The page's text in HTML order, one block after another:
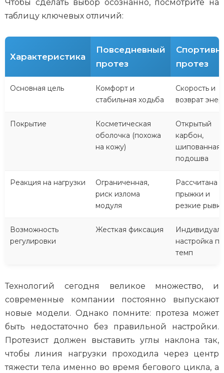
Чтобы сделать выбор осознанно, посмотрите на
таблицу ключевых отличий:
Характеристика
Повседневный
протез
протез
Основная цель
Комфорт и
стабильная ходьба
Скорость и
возврат
Покрытие
Косметическая
оболочка (похожа
на кожу)
Открытый
карбон,
шипованная
подошва
Реакция на нагрузки
Ограниченная,
риск излома
модуля
Рассчитана
прыжки и
резкие
Возможность
регулировки
Жесткая фиксация
настройка
темп
Технологий сегодня великое множество, и
современные компании постоянно выпускают
новые модели. Однако помните: протеза может
быть недостаточно без правильной настройки.
Протезист должен выставить углы наклона так,
чтобы линия нагрузки проходила через центр
тяжести тела именно во время бегового цикла, а